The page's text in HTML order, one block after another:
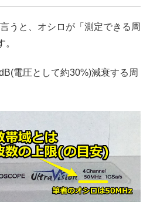
うと、オシロが「測定できる周
電圧として約30%)減衰する周